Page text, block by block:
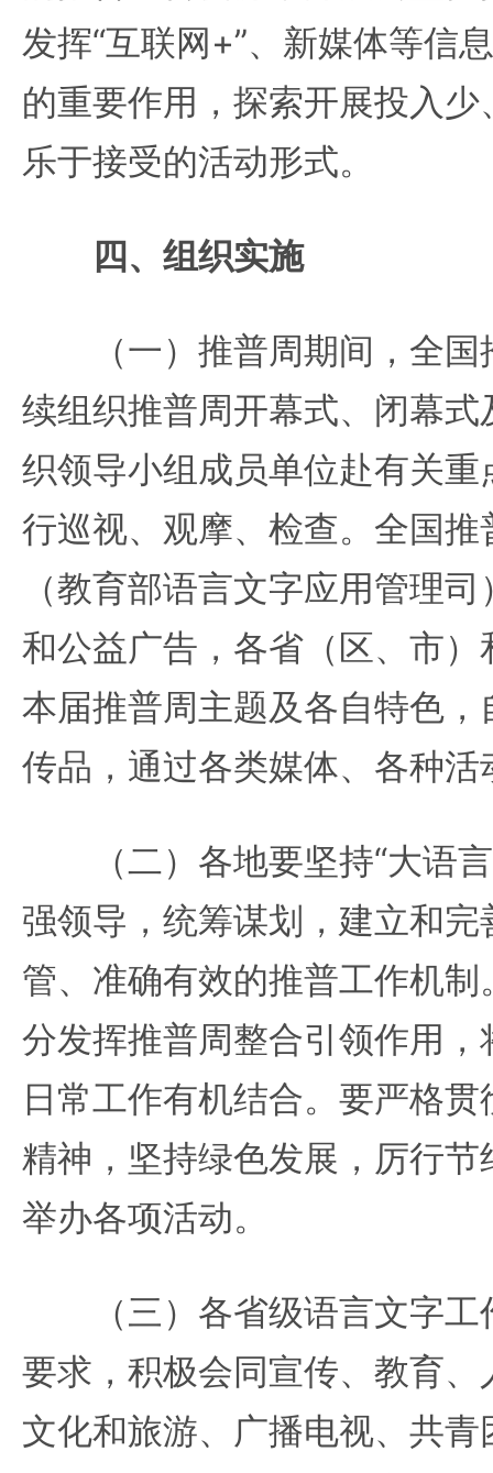
发挥“互联网+”、新媒体等信
的重要作用，探索开展投入
乐于接受的活动形式。
四、组织实施
（一）推普周期间，全国
续组织推普周开幕式、闭幕
织领导小组成员单位赴有关
行巡视、观摩、检查。全国
（教育部语言文字应用管理
和公益广告，各省（区、市
本届推普周主题及各自特色
传品，通过各类媒体、各种活
（二）各地要坚持“大语言
强领导，统筹谋划，建立和
管、准确有效的推普工作机
分发挥推普周整合引领作用
日常工作有机结合。要严格
精神，坚持绿色发展，厉行
举办各项活动。
（三）各省级语言文字工
要求，积极会同宣传、教育
文化和旅游、广播电视、共